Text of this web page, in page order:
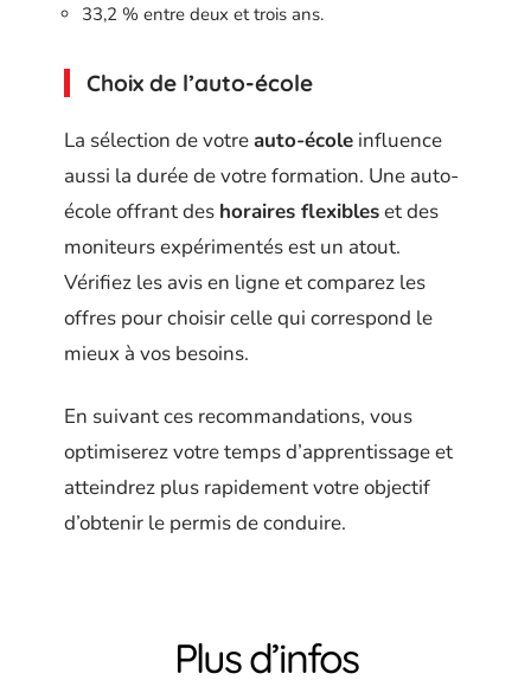
33,2 % entre deux et trois ans.
Choix de l’auto-école
La sélection de votreauto-école influence
aussi la durée de votre formation. Une auto-
école offrant des horaires flexibleset des
moniteurs expérimentés est un atout.
Vérifiez les avis en ligne et comparez les
offres pour choisir celle qui correspond le
mieux à vos besoins.
En suivant ces recommandations, vous
optimiserez votre temps d’apprentissage et
atteindrez plus rapidement votre objectif
d’obtenir le permis de conduire.
Plus d’infos